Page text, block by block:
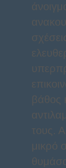
βάθος
τους.
μικρό